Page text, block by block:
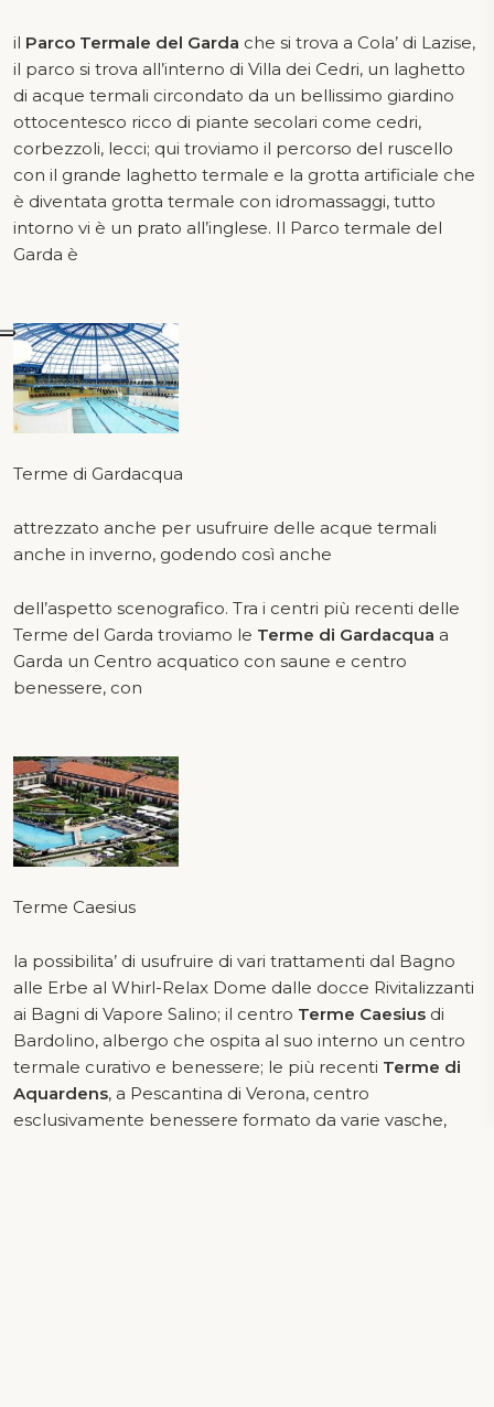
il Parco Termale del Garda che si trova a Cola’ di Lazise,
il parco si trova all’interno di Villa dei Cedri, un laghetto
di acque termali circondato da un bellissimo giardino
ottocentesco ricco di piante secolari come cedri,
corbezzoli, lecci; qui troviamo il percorso del ruscello
con il grande laghetto termale e la grotta artificiale che
è diventata grotta termale con idromassaggi, tutto
intorno vi è un prato all’inglese. Il Parco termale del
Garda è
Terme di Gardacqua
attrezzato anche per usufruire delle acque termali
anche in inverno, godendo così anche
dell’aspetto scenografico. Tra i centri più recenti delle
Terme del Garda troviamo le Terme di Gardacqua a
Garda un Centro acquatico con saune e centro
benessere, con
Terme Caesius
la possibilita’ di usufruire di vari trattamenti dal Bagno
alle Erbe al Whirl-Relax Dome dalle docce Rivitalizzanti
ai Bagni di Vapore Salino; il centro Terme Caesius di
Bardolino, albergo che ospita al suo interno un centro
termale curativo e benessere; le più recenti Terme di
Aquardens, a Pescantina di Verona, centro
esclusivamente benessere formato da varie vasche,